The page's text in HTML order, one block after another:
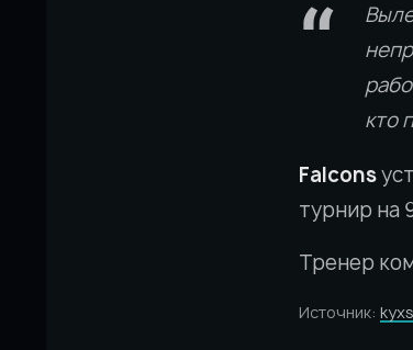
кто
Falcons
турнир на
Тренер
Источник: